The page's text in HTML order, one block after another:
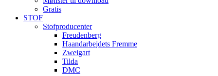
Gratis
STOF
Stofproducenter
Freudenberg
Haandarbejdets Fremme
Zweigart
Tilda
DMC